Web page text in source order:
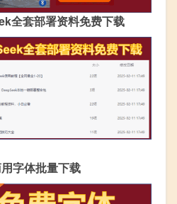
全套部署资料免费下载
字体批量下载